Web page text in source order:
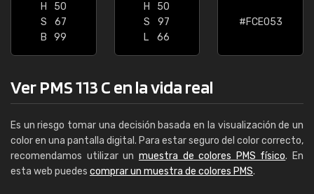
H
50
S
67
B
99
H
50
S
97
L
66
#FCE053
Ver PMS 113 C en la vida real
Es un riesgo tomar una decisión basada en la visualización de un
color en una pantalla digital. Para estar seguro del color correcto,
recomendamos utilizar un muestra de colores PMS físico. En
esta web puedes comprar un muestra de colores PMS.